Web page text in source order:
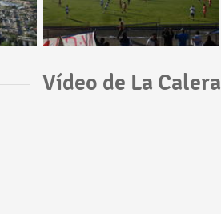
Vídeo de La Calera